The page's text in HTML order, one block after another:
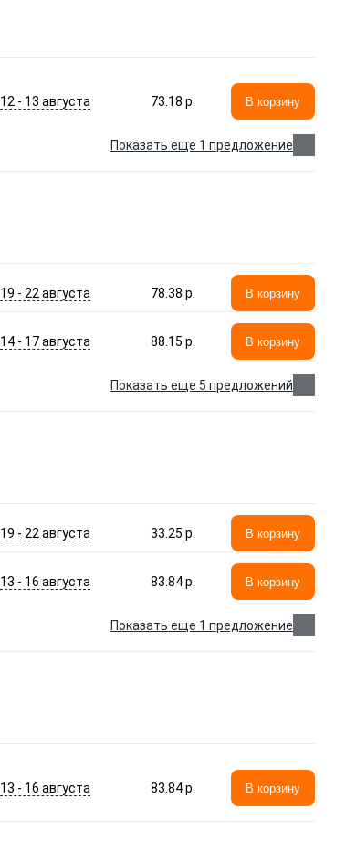
12 - 13 августа 73.18 p. В корзину
Показать еще 1 предложение
19 - 22 августа 78.38 p. В корзину
14 - 17 августа 88.15 p. В корзину
Показать еще 5 предложений
19 - 22 августа 33.25 p. В корзину
13 - 16 августа 83.84 p. В корзину
Показать еще 1 предложение
13 - 16 августа 83.84 p. В корзину